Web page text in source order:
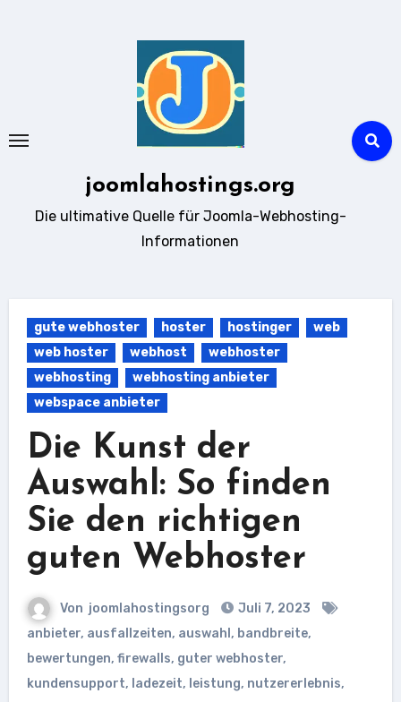
joomlahostings.org
Die ultimative Quelle für Joomla-Webhosting-
Informationen
gute webhoster hoster hostinger
web
web hoster
webhost
webhoster
webhosting
webhosting anbieter
webspace anbieter
Die Kunst der
Auswahl: So finden
Sie den richtigen
guten Webhoster
Von joomlahostingsorg
Juli 7, 2023
anbieter, ausfallzeiten, auswahl , bandbreite,
bewertungen, firewalls, guter webhoster,
kundensupport, ladezeit, leistung, nutzererlebnis,